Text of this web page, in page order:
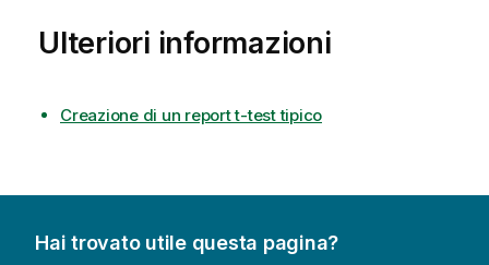
Ulteriori informazioni
Creazione di un report t-test tipico
Hai trovato utile questa pagina?